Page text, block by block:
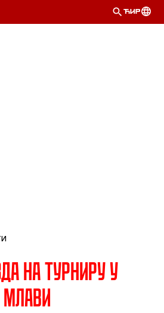
ЋИР
на турниру у